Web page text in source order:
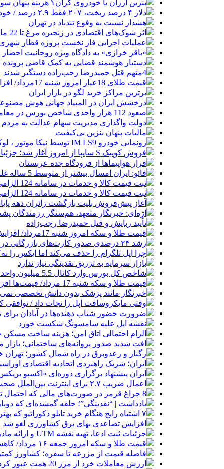
بنزین ارزان یا خودروی گران؟ هزینه
دلار ۴ درصد ریخت، ۲۰۷ فقط ۲.۹ درصد / خودرو زیر فشار دلار کوتاه می‌آید؟
هشدار نسبت به وفوع تندباد در تهران
اثر شوک‌های اقتصادی در زنجیره مرغ تا 22 ماه باقی می‌ماند
عملیات اجرایی فاز نخست پروژه قطار
«باقر خرازی» به دادگاه ویژه روحانیت
دستیار هوشمند قضایی به کمک قاضی پرونده
4متهم قتل حمیدرضا رجب‌زاده دستگیر شدند
قیمت طلای 18عیار امروز شنبه 17مرداد/ افزایش قیمت + جدول و جزئیات
برترین مراکز خرید لگو در بازار ایران
درخشش ایران در المپیاد جهانی هوش
صعود 112 هزار واحدی شاخص بورس در معاملات امروز
دولت واگذاری مدیریت سهام عدالت به مردم
مالیات پنهان بنزین بی‌کیفیت
رونمایی خودرو IM LS9 توسط نیکا موتور ، لوکس ترین شاسی بلند EREV در ایران
فروش کوییک S سایپا از امروز آغاز شد؛ جزئیات ثبت‌نام و شرایط
فرار هواپیماها از فرودگاه جده عربستان
فائو: ایران امسال بیشتر از متوسط 5 ساله غله تولید می‌کند
ثبت قیمت کالا و خدمات در سامانه 124 الزامی شد
ثبت قیمت کالا و خدمات در سامانه 124 الزامی شد
آغاز پیش‌فروش بلیت بازگشت زائران دهه
اژه‌ای: خبرنگار متعهد، هم‌سنگر رزمندگان
تأیید ربایش و قتل حمیدرضا رجب‌زاده
قیمت طلا و سکه امروز شنبه 17مرداد/ افزایش همه قیمت ها + جدول و جزئیات
رشد ۲۴ درصدی صدور کارت‌های بازرگانی در گرگان
چرا اپل تلگرام را حذف می‌کند اما ایکس را
بازار سرمایه به تزریق نقدینگی نیاز ندارد
شاخص کل بورس وارد کانال 5.5 میلیون واحد شد
قیمت طلا و سکه شنبه 17 مرداد/ قیمت‌ها افزایشی
خبرنگار مانند پزشک بدون دانش تخصصی
وقتی مایکروسافت اپل را نجات داد /
ضرورت حضور شتاب ‌دهنده‌ها در آبادان
نقشه اپل علیه سامسونگ شکست خورد
الزام احتمالی اتاق امن؛ هزینه ساخت مسکن
افت شدید صدور پروانه‌های ساختمانی؛
رگبار و رعدوبرق در راه شمال کشور؛
ایران؛ شریک راهبردی اتحادیه اقتصادی
ایران پیشنهاد برگزاری دوره‌ای «اکسپو
اعمال ضریب ۲.۷ برای اینترنت بین‌الملل صحت دارد؟ / واکنش سازمان تنظیم مقررات
8 چراغ قرمز در صورت‌های مالی که احتمال تقلب را آشکار می‌کند
یادداشت | “نقدینگی”؛ حلقه گمشده‌ای که
۷ اشتباه رایج هنگام خرید تابلو دکوراتیو که بهتر است مرتکب نشوید
افزایش تصاعدی بهای برق کشاورزی لغو شد
جزئیات ثبت ادعا، تهیه نقشه UTM و ارائه مادر سند اعلام شد
قیمت طلا و سکه امروز جمعه ۱۶ مرداد/ کاهش قیمت ها+ جدول و جزییات
فاصله قیمت از مزرعه تا سفره؛ کشاورز
ارزش معاملات خرد از مرز 20 همت عبور کرد